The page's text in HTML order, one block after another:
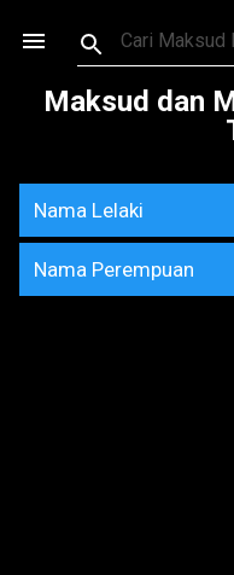
Skip
Maksud dan
Nama Lelaki
Nama Perempuan